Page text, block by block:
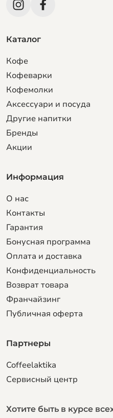
Каталог
Кофе
Кофеварки
Кофемолки
Аксессуари и посуда
Другие напитки
Бренды
Акции
Информация
О нас
Контакты
Гарантия
Бонусная программа
Оплата и доставка
Конфиденциальность
Возврат товара
Франчайзинг
Публичная оферта
Партнеры
Coffeelaktika
Сервисный центр
Хотите быть в курсе